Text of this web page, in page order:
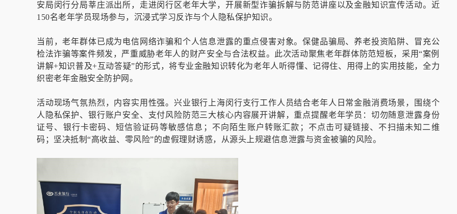
安局闵行分局莘庄派出所，走进闵行区老年大学，开展新型诈骗拆解与防范讲座以及金融知识宣传活动。近
150名老年学员现场参与，沉浸式学习反诈与个人隐私保护知识。
当前，老年群体已成为电信网络诈骗和个人信息泄露的重点侵害对象。保健品骗局、养老投资陷阱、冒充公
检法诈骗等案件频发，严重威胁老年人的财产安全与合法权益。此次活动聚焦老年群体防范短板，采用“案例
讲解+知识普及+互动答疑”的形式，将专业金融知识转化为老年人听得懂、记得住、用得上的实用技能，全力
织密老年金融安全防护网。
活动现场气氛热烈，内容实用性强。兴业银行上海闵行支行工作人员结合老年人日常金融消费场景，围绕个
人隐私保护、银行账户安全、支付风险防范三大核心内容展开讲解，重点提醒老年学员：切勿随意泄露身份
证号、银行卡密码、短信验证码等敏感信息；不向陌生账户转账汇款；不点击可疑链接、不扫描未知二维
码；坚决抵制“高收益、零风险”的虚假理财诱惑，从源头上规避信息泄露与资金被骗的风险。